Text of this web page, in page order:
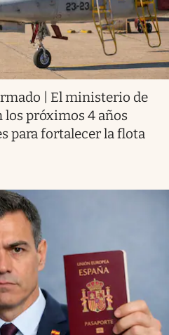
| El ministerio de
los próximos 4 años
para fortalecer la flota